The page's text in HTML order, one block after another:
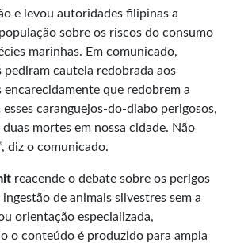
e levou autoridades filipinas a
sobre os riscos do consumo
marinhas. Em comunicado,
pediram cautela redobrada aos
encarecidamente que redobrem a
caranguejos-do-diabo perigosos,
mortes em nossa cidade. Não
diz o comunicado.
reacende o debate sobre os perigos
de animais silvestres sem a
orientação especializada,
o conteúdo é produzido para ampla